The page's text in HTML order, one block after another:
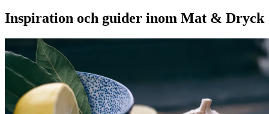
Inspiration och guider inom Mat & Dryck